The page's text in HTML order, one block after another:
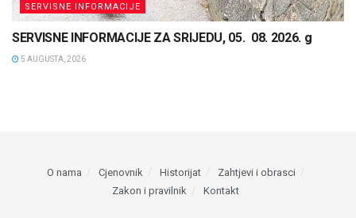
SERVISNE INFORMACIJE
SERVISNE INFORMACIJE ZA SRIJEDU, 05. 08. 2026. g
5 AUGUSTA, 2026
O nama Cjenovnik Historijat
Zahtjevi i obrasci
Zakon i pravilnik
Kontakt